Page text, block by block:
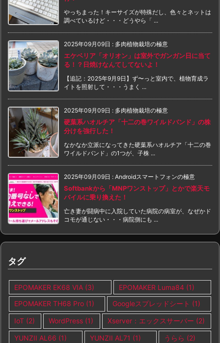
やっちまった！キーサイズが特殊だし、色々とネットは
調べているけど・・・どうやら「 ...
2025年09月09日 : 多肉植物栽培の極意
エケベリア「オリオン」は室外でガンガン日に当て
る！？日焼けなんてしてないよ！
【追記：2025年9月9日】ず〜っと室内で、植物育成ラ
イトを照射して・・・うまく ...
2025年09月09日 : 多肉植物栽培の極意
硬葉系ハオルチア「十二の巻ワイルドバンド」の株
分けを強行した！
なかなか立派になってきた硬葉系ハオルチア「十二の巻
ワイルドバンド」の1つが、子株 ...
2025年09月09日 : Androidスマートフォンの極意
Softbankから「MNPワンストップ」とかで楽天モ
バイルに乗り換えた！
亡き妻が闘病中に入院していた病院の病室が、なぜかド
コモが通じない・・・病院側にも ...
タグ
EPOMAKER EK68 VIA (3) EPOMAKER Luma84(1)
EPOMAKER TH68 Pro (1) Googleスプレッドシート (1)
IoT (2) WordPress (1) Xserver：エックスサーバー (2)
YUNZII AL66 (1) YUNZII AL71 (1) うらら (2)